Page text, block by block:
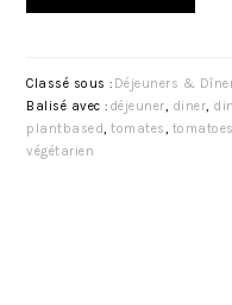
Classé sous : Déjeuners &
Balisé avec : déjeuner, diner,
plantbased,tomates, tomatoes
végétarien